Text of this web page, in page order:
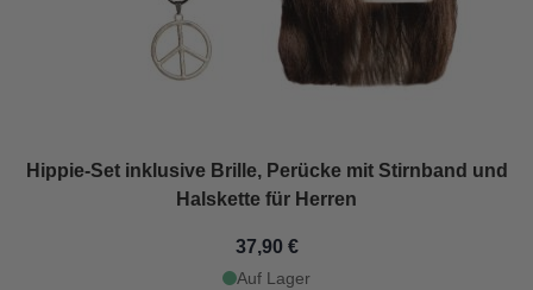
Hippie-Set inklusive Brille, Perücke mit Stirnband und
Halskette für Herren
37,90 €
Auf Lager